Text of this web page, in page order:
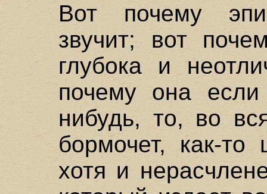
Вот почему
звучит; вот
глубока и
почему она
нибудь, то, во
бормочет, как-
хотя и